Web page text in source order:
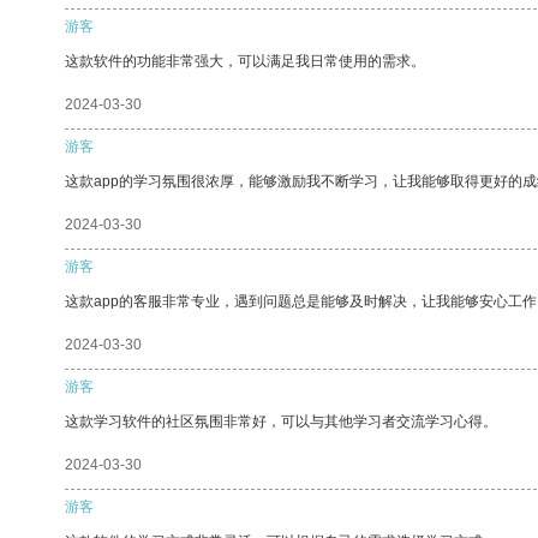
游客
这款软件的功能非常强大，可以满足我日常使用的需求。
2024-03-30
游客
这款app的学习氛围很浓厚，能够激励我不断学习，让我能够取得更好的
2024-03-30
游客
这款app的客服非常专业，遇到问题总是能够及时解决，让我能够安心工
2024-03-30
游客
这款学习软件的社区氛围非常好，可以与其他学习者交流学习心得。
2024-03-30
游客